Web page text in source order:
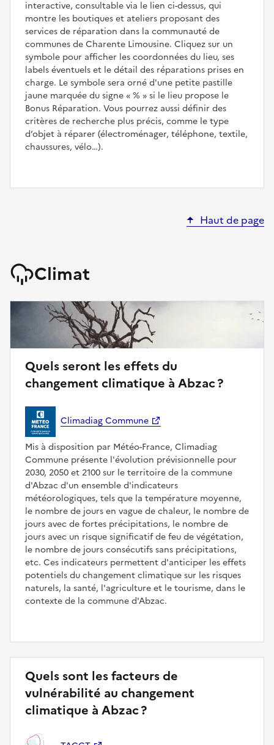
interactive, consultable via le lien ci-dessus, qui
montre les boutiques et ateliers proposant des
services de réparation dans la communauté de
communes de Charente Limousine. Cliquez sur un
symbole pour afficher les coordonnées du lieu, ses
labels éventuels et le détail des réparations prises en
charge. Le symbole sera orné d'une petite pastille
jaune marquée du signe
%
si le lieu propose le
Bonus Réparation. Vous pourrez aussi définir des
critères de recherche plus précis, comme le type
d’objet à réparer (électroménager, téléphone, textile,
chaussures, vélo…).
Haut de page
Climat
Quels seront les effets du
changement climatique à Abzac ?
Climadiag Commune
Mis à disposition par Météo-France, Climadiag
Commune présente l'évolution prévisionnelle pour
2030, 2050 et 2100 sur le territoire de la commune
d'Abzac d'un ensemble d'indicateurs
météorologiques, tels que la température moyenne,
le nombre de jours en vague de chaleur, le nombre de
jours avec de fortes précipitations, le nombre de
jours avec un risque significatif de feu de végétation,
le nombre de jours consécutifs sans précipitations,
etc. Ces indicateurs permettent d'anticiper les effets
potentiels du changement climatique sur les risques
naturels, la santé, l'agriculture et le tourisme, dans le
contexte de la commune d'Abzac.
Quels sont les facteurs de
vulnérabilité au changement
climatique à Abzac ?